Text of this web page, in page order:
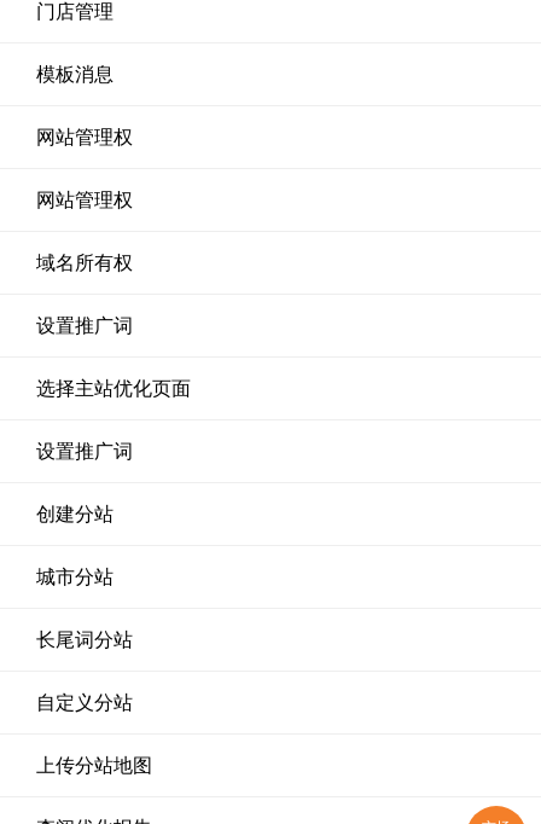
门店管理
模板消息
网站管理权
网站管理权
域名所有权
设置推广词
选择主站优化页面
设置推广词
创建分站
城市分站
长尾词分站
自定义分站
上传分站地图